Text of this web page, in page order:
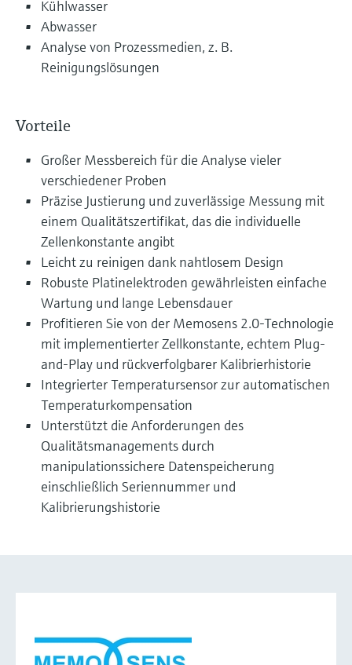
Kühlwasser
Abwasser
Analyse von Prozessmedien, z. B.
Reinigungslösungen
Vorteile
Großer Messbereich für die Analyse vieler
verschiedener Proben
Präzise Justierung und zuverlässige Messung mit
einem Qualitätszertifikat, das die individuelle
Zellenkonstante angibt
Leicht zu reinigen dank nahtlosem Design
Robuste Platinelektroden gewährleisten einfache
Wartung und lange Lebensdauer
Profitieren Sie von der Memosens 2.0-Technologie
mit implementierter Zellkonstante, echtem Plug-
and-Play und rückverfolgbarer Kalibrierhistorie
Integrierter Temperatursensor zur automatischen
Temperaturkompensation
Unterstützt die Anforderungen des
Qualitätsmanagements durch
manipulationssichere Datenspeicherung
einschließlich Seriennummer und
Kalibrierungshistorie